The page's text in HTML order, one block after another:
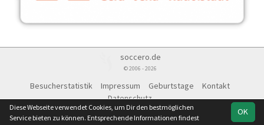
soccero.de
© 2006 - 2026
Besucherstatistik Impressum Geburtstage
Kontakt
Datenschutz
OK
Diese Webseite verwendet Cookies, um Dir den bestmöglichen
Service bieten zu können. Entsprechende Informationen findest